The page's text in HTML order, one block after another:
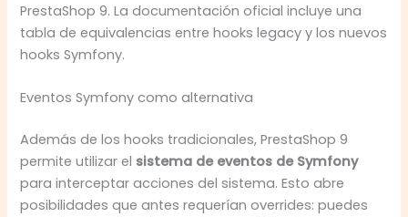
PrestaShop 9. La documentación oficial incluye una
tabla de equivalencias entre hooks legacy y los nuevos
hooks Symfony.
Eventos Symfony como alternativa
Además de los hooks tradicionales, PrestaShop 9
permite utilizar el sistema de eventos de Symfony
para interceptar acciones del sistema. Esto abre
posibilidades que antes requerían overrides: puedes